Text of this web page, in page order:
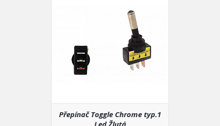
Přepínač Toggle Chrome typ.1
Led Žlutá